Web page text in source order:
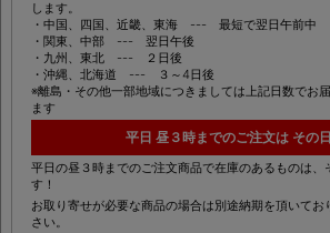
します。
・中国、四国、近畿、東海 --- 最短で翌日午前中
・関東、中部 --- 翌日午後
・九州、東北 --- ２日後
・沖縄、北海道 --- ３～4日後
※離島・その他一部地域につきましては上記日数でお
ます
平日 昼３時までのご注文は その
平日の昼３時までのご注文商品で在庫のあるものは、
す！
お取り寄せが必要な商品の場合は別途納期を頂いてお
さい。